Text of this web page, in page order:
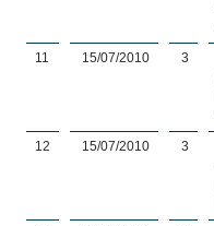
11 15/07/2010 3
12 15/07/2010 3